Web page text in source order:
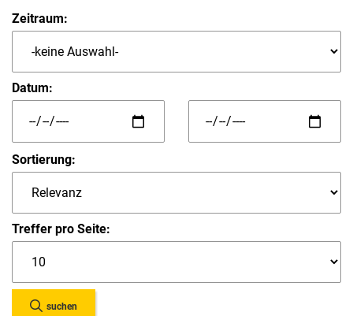
Zeitraum:
Datum:
Sortierung:
Treffer pro Seite:
suchen